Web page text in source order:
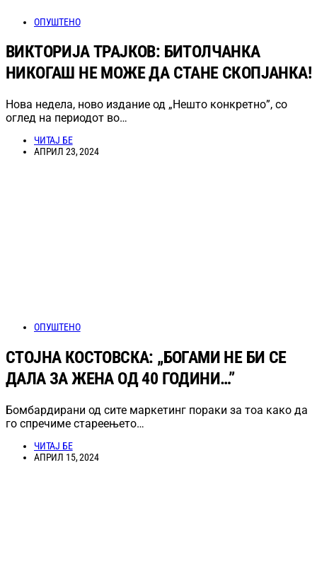
ОПУШТЕНО
ВИКТОРИЈА ТРАЈКОВ: БИТОЛЧАНКА
НИКОГАШ НЕ МОЖЕ ДА СТАНЕ СКОПЈАНКА!
Нова недела, ново издание од „Нешто конкретно”, со
оглед на периодот во…
ЧИТАЈ БЕ
АПРИЛ 23, 2024
ОПУШТЕНО
СТОЈНА КОСТОВСКА: „БОГАМИ НЕ БИ СЕ
ДАЛА ЗА ЖЕНА ОД 40 ГОДИНИ…”
Бомбардирани од сите маркетинг пораки за тоа како да
го спречиме стареењето…
ЧИТАЈ БЕ
АПРИЛ 15, 2024